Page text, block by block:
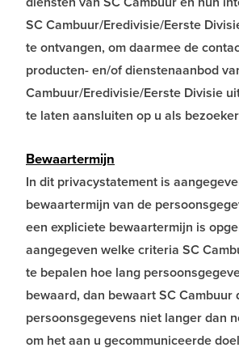
SC Cambuur/Eredivisie/Eerste
te ontvangen, om daarmee de
producten- en/of dienstenaanbod
Cambuur/Eredivisie/Eerste Divisie
te laten aansluiten op u als
Bewaartermijn
In dit privacystatement is
bewaartermijn van de
een expliciete bewaartermijn is
aangegeven welke criteria SC
te bepalen hoe lang
bewaard, dan bewaart SC Cambuur
persoonsgegevens niet langer dan
om het aan u gecommuniceerde